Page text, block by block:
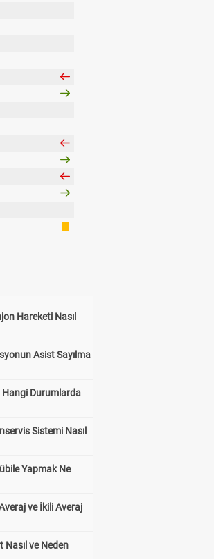
Hareketi Nasıl
Asist Sayılma
Hangi Durumlarda
Sistemi Nasıl
Yapmak Ne
ve İkili Averaj
ve Neden